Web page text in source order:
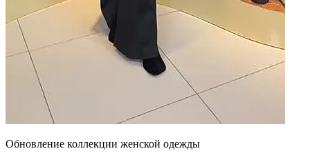
Обновление коллекции женской одежды